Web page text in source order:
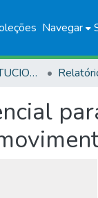
Navegar
PRODUÇÃO INSTITUCIONAL